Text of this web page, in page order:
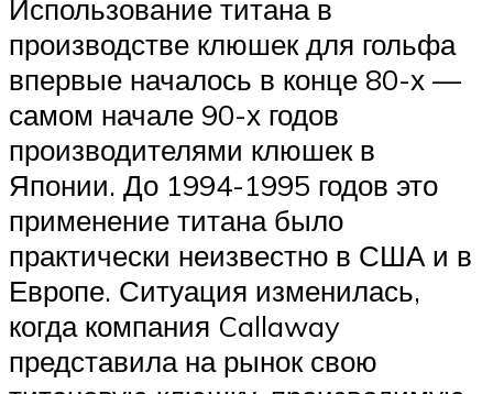
Использование титана в
производстве клюшек для гольфа
впервые началось в конце 80-х —
самом начале 90-х годов
производителями клюшек в
Японии. До 1994-1995 годов это
применение титана было
практически неизвестно в США и в
Европе. Ситуация изменилась,
когда компания Callaway
представила на рынок свою